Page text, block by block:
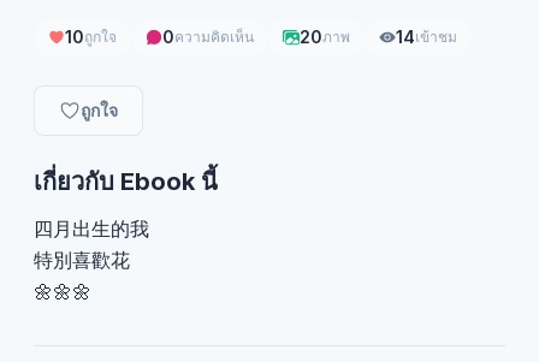
10ถูกใจ 0ความคิดเห็น 20ภาพ 14เข้าชม
ถูกใจ
เกี่ยวกับ Ebook นี้
四月出生的我
特別喜歡花
🌼🌼🌼